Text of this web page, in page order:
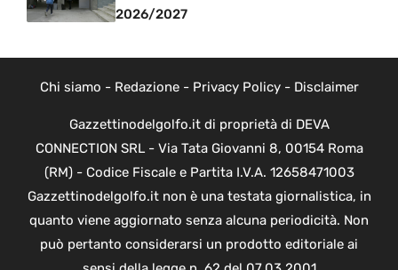
2026/2027
Chi siamo - Redazione- Privacy Policy- Disclaimer
Gazzettinodelgolfo.it di proprietà di DEVA
CONNECTION SRL - Via Tata Giovanni 8, 00154 Roma
(RM) - Codice Fiscale e Partita I.V.A. 12658471003
Gazzettinodelgolfo.it non è una testata giornalistica, in
quanto viene aggiornato senza alcuna periodicità. Non
può pertanto considerarsi un prodotto editoriale ai